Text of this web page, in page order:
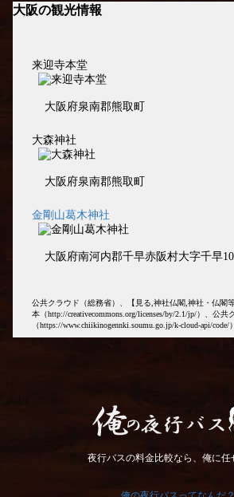
大阪の観光情報
来迎寺本堂
大阪府泉南郡熊取町
大森神社
大阪府泉南郡熊取町
金剛山葛木神社
大阪府南河内郡千早赤阪村大字千早
公共クラウド（総務省）、【見る,神社仏閣,神社・仏閣
本（http://creativecommons.org/licenses/by/2.1/jp/）、公共
（https://www.chiikinogennki.soumu.go.jp/k-cloud-api/code/）
俺の夜行バス
夜行バスの料金比較なら、俺に任